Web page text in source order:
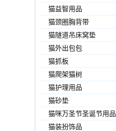
猫益智用品
猫颈圈胸背带
猫隧道吊床窝垫
猫外出包包
猫抓板
猫爬架猫树
猫护理用品
猫砂垫
猫咪万圣节圣诞节用品
猫装扮饰品